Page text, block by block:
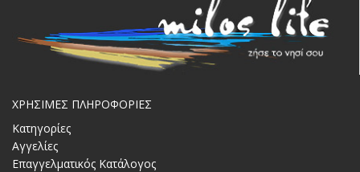
ΧΡΗΣΙΜΕΣ ΠΛΗΡΟΦΟΡΙΕΣ
Κατηγορίες
Αγγελίες
Επαγγελματικός Κατάλογος